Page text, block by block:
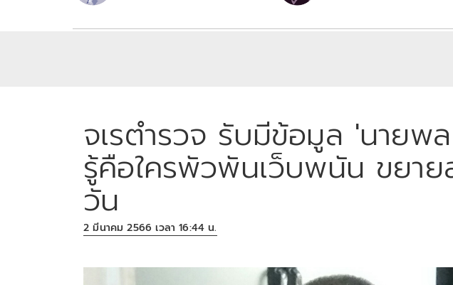
จเรตำรวจ รับมีข้อมูล 'นายพ
รู้คือใครพัวพันเว็บพนัน ขยา
วัน
2 มีนาคม 2566 เวลา 16:44 น.